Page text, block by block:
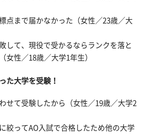
点まで届かなかった（女性／23歳／大
して、現役で受かるならランクを落と
女性／18歳／大学1年生）
た大学を受験！
せて受験したから（女性／19歳／大学2
絞ってAO入試で合格したため他の大学